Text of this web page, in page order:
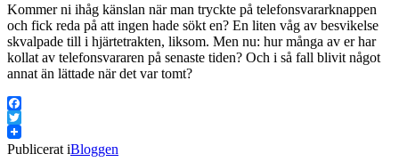
Kommer ni ihåg känslan när man tryckte på telefonsvararknappen
och fick reda på att ingen hade sökt en? En liten våg av besvikelse
skvalpade till i hjärtetrakten, liksom. Men nu: hur många av er har
kollat av telefonsvararen på senaste tiden? Och i så fall blivit något
annat än lättade när det var tomt?
Facebook
Twitter
Publicerat iBloggen